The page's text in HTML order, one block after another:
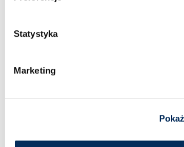
Statystyka
Marketing
Home staging – wyjaśniamy,
Łatwy i szybki sposób, aby
nieruchomości przeznaczonej na